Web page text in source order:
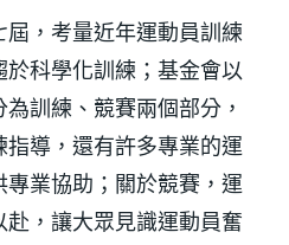
，考量近年運動員訓練
科學化訓練；基金會以
訓練、競賽兩個部分，
導，還有許多專業的運
業協助；關於競賽，運
，讓大眾見識運動員奮